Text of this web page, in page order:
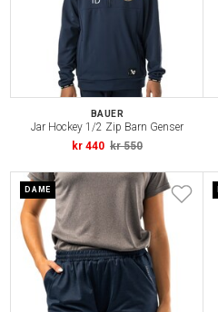
BAUER
Jar Hockey 1/2 Zip Barn Genser
kr 440 kr 550
DAME